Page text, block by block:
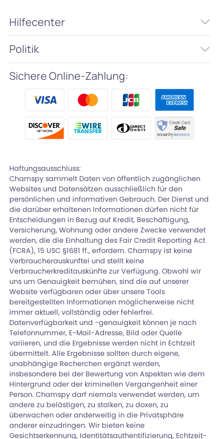
Hilfecenter
Politik
Sichere Online-Zahlung:
Haftungsausschluss:
Chamspy sammelt Daten von öffentlich zugänglichen
Websites und Datensätzen ausschließlich für den
persönlichen und informativen Gebrauch. Der Dienst und
die darüber erhaltenen Informationen dürfen nicht für
Entscheidungen in Bezug auf Kredit, Beschäftigung,
Versicherung, Wohnung oder andere Zwecke verwendet
werden, die die Einhaltung des Fair Credit Reporting Act
(FCRA), 15 USC §1681 ff., erfordern. Chamspy ist keine
Verbraucherauskunftei und stellt keine
Verbraucherkreditauskünfte zur Verfügung. Obwohl wir
uns um Genauigkeit bemühen, sind die auf unserer
Website verfügbaren oder über unsere Tools
bereitgestellten Informationen möglicherweise nicht
immer aktuell, vollständig oder fehlerfrei.
Datenverfügbarkeit und -genauigkeit können je nach
Telefonnummer, E-Mail-Adresse, Bild oder Quelle
variieren, und die Ergebnisse werden nicht in Echtzeit
übermittelt. Alle Ergebnisse sollten durch eigene,
unabhängige Recherchen ergänzt werden,
insbesondere bei der Bewertung von Aspekten wie dem
Hintergrund oder der kriminellen Vergangenheit einer
Person. Chamspy darf niemals verwendet werden, um
andere zu belästigen, zu stalken, zu doxen, zu
überwachen oder anderweitig in die Privatsphäre
anderer einzudringen. Wir bieten keine
Gesichtserkennung, Identitätsauthentifizierung, Echtzeit-